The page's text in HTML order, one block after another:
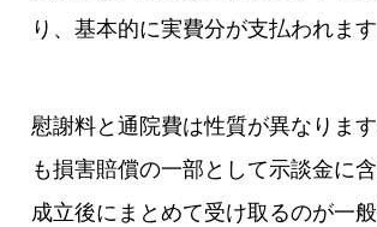
り、基本的に実費分が支払われます
慰謝料と通院費は性質が異なりま
も損害賠償の一部として示談金に
成立後にまとめて受け取るのが一般